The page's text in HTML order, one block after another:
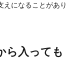
えになることがあり
ら入っても